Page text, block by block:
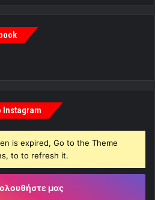
Instagram
is expired, Go to the Theme
to to refresh it.
μας